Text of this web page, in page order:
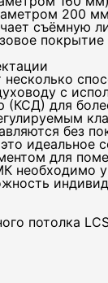
200
съёмную
с
(КСД) для
без
идеальное
для
необходимо
потолка